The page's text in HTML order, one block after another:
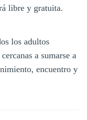
libre y gratuita.
los adultos
a sumarse a
encuentro y